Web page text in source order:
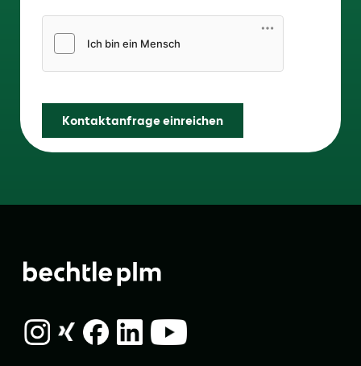
Kontaktanfrage einreichen